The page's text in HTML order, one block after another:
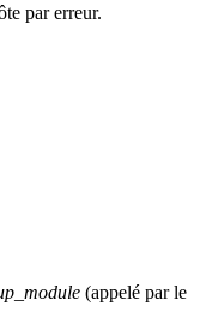
par erreur.
(appelé par le